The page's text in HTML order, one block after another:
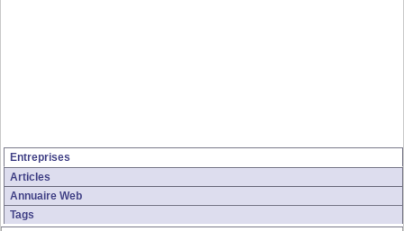
Entreprises
Articles
Annuaire Web
Tags